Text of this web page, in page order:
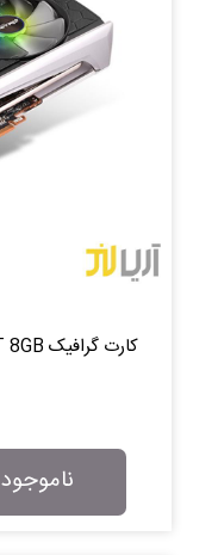
کارت گرافیک Sapphire Nitro+ RX 5500 XT 8GB
ناموجود